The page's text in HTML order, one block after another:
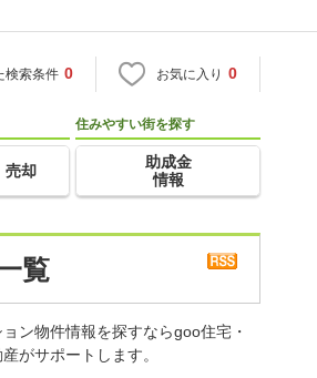
検索条件 0 お気に入り 0
売却
住みやすい街を探す
助成金
情報
覧
ン物件情報を探すならgoo住宅・
がサポートします。